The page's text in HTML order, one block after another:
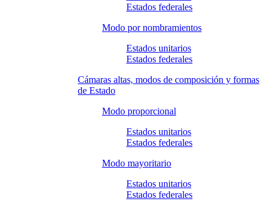
Estados federales
Modo por nombramientos
Estados unitarios
Estados federales
Cámaras altas, modos de composición y formas
de Estado
Modo proporcional
Estados unitarios
Estados federales
Modo mayoritario
Estados unitarios
Estados federales